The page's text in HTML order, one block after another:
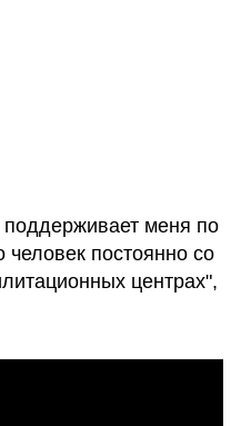
меня по
постоянно со
центрах",